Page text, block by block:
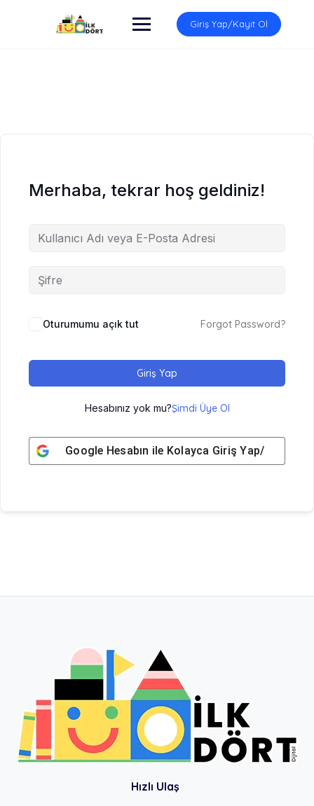
Giriş Yap/Kayıt Ol
Merhaba, tekrar hoş geldiniz!
Oturumumu açık tut Forgot Password?
Giriş Yap
Hesabınız yok mu?Şimdi Üye Ol
Google Hesabın ile Kolayca Giriş Yap/ Üye Ol
Hızlı Ulaş